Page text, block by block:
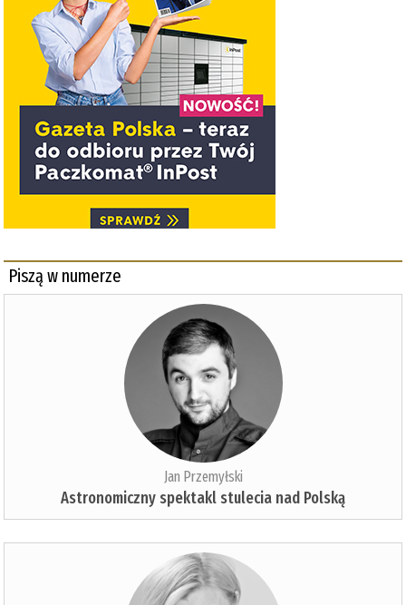
Piszą w numerze
Jan Przemyłski
Astronomiczny spektakl stulecia nad Polską